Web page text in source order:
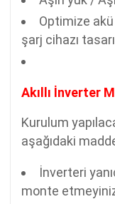
Optimize akü
şarj cihazı
Akıllı İnverter
Kurulum
aşağıdaki
İnverteri
monte